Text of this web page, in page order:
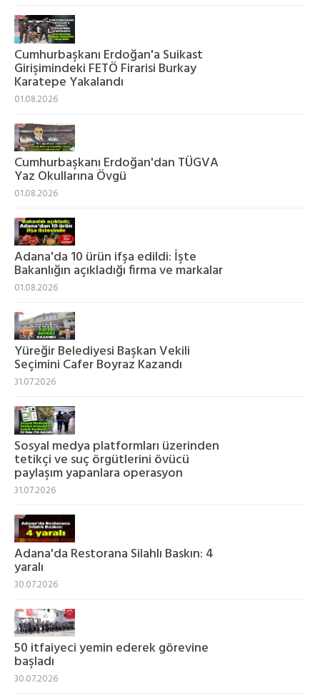
Cumhurbaşkanı Erdoğan'a Suikast
Girişimindeki FETÖ Firarisi Burkay
Karatepe Yakalandı
01.08.2026
Cumhurbaşkanı Erdoğan'dan TÜGVA
Yaz Okullarına Övgü
01.08.2026
Adana'da 10 ürün ifşa edildi: İşte
Bakanlığın açıkladığı firma ve markalar
01.08.2026
Yüreğir Belediyesi Başkan Vekili
Seçimini Cafer Boyraz Kazandı
31.07.2026
Sosyal medya platformları üzerinden
tetikçi ve suç örgütlerini övücü
paylaşım yapanlara operasyon
31.07.2026
Adana'da Restorana Silahlı Baskın: 4
yaralı
30.07.2026
50 itfaiyeci yemin ederek görevine
başladı
30.07.2026